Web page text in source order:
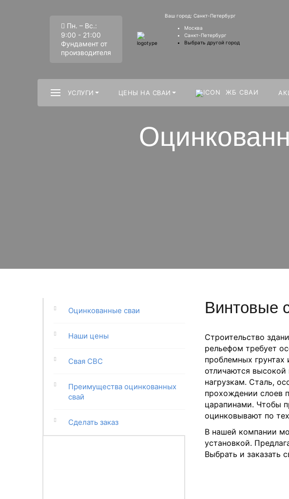
Пн. – Вс.:
9:00 - 21:00
Фундамент от
производителя
Ваш город: Санкт-Петербург
Москва
Санкт-Петербург
Выбрать другой город
УСЛУГИ ЦЕНЫ НА СВАИ ЖБ СВАИ
Оцинкованные сваи
Наши цены
Свая СВС
Преимущества оцинкованных
свай
Сделать заказ
Винтовые
Строительство
рельефом требует
проблемных
отличаются
нагрузкам. Сталь,
прохождении слоев
царапинами. Чтобы
оцинковывают по
В нашей компании
установкой.
Выбрать и заказать